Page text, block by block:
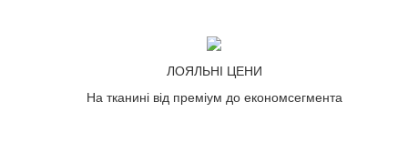
ЛОЯЛЬНІ ЦЕНИ
На тканині від преміум до економсегмента